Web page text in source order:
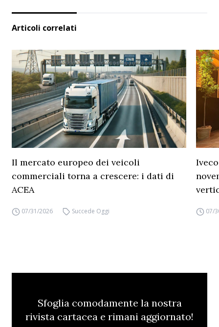
Articoli correlati
Il mercato europeo dei veicoli
commerciali torna a crescere: i dati di
ACEA
07/31/2026 Succede Oggi 07/
Sfoglia comodamente la nostra
rivista cartacea e rimani aggiornato!